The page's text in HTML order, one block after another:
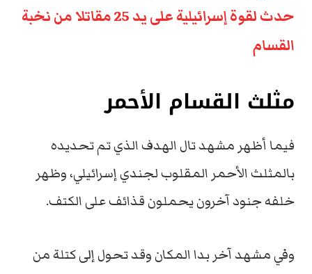
حدث لقوة إسرائيلية على يد 25 مقاتلا من نخبة
القسام
مثلث القسام الأحمر
فيما أظهر مشهد تال الهدف الذي تم تحديده
بالمثلث الأحمر المقلوب لجندي إسرائيلي، وظهر
خلفه جنود آخرون يحملون قذائف على الكتف.
وفي مشهد آخر بدا المكان وقد تحول إلى كتلة من